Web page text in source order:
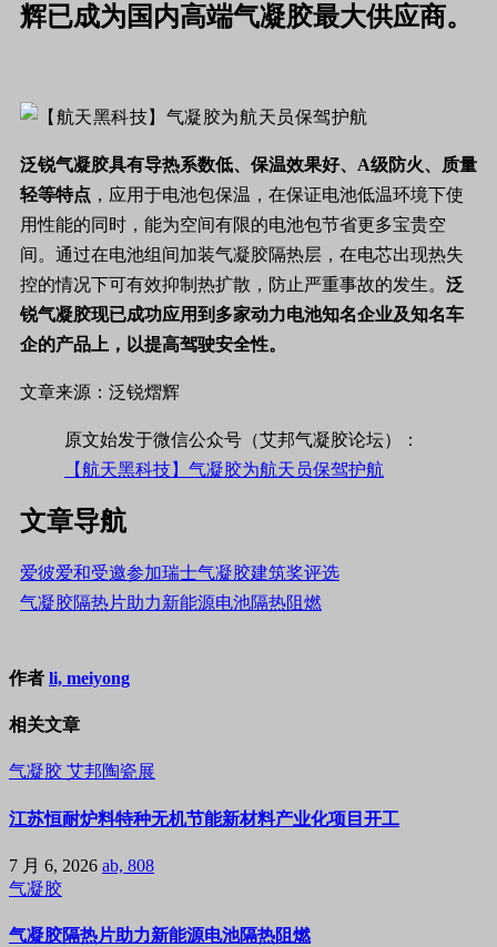
辉已成为国内高端气凝胶最大供应商。
泛锐气凝胶具有导热系数低、保温效果好、A级防火、质量
轻等特点 ，应用于电池包保温，在保证电池低温环境下使
用性能的同时，能为空间有限的电池包节省更多宝贵空
间。通过在电池组间加装气凝胶隔热层，在电芯出现热失
控的情况下可有效抑制热扩散，防止严重事故的发生。 泛
锐气凝胶现已成功应用到多家动力电池知名企业及知名车
企的产品上，以提高驾驶安全性。
文章来源：泛锐熠辉
原文始发于微信公众号（艾邦气凝胶论坛）：
【航天黑科技】气凝胶为航天员保驾护航
文章导航
爱彼爱和受邀参加瑞士气凝胶建筑奖评选
气凝胶隔热片助力新能源电池隔热阻燃
作者 li, meiyong
相关文章
气凝胶 艾邦陶瓷展
江苏恒耐炉料特种无机节能新材料产业化项目开工
7 月 6, 2026 ab, 808
气凝胶
气凝胶隔热片助力新能源电池隔热阻燃